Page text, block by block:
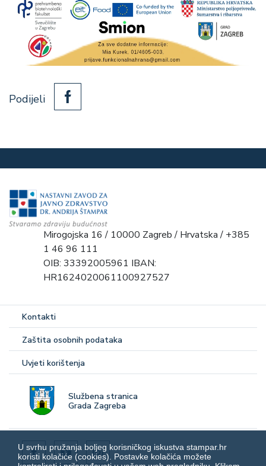
Podijeli
Mirogojska 16 / 10000 Zagreb / Hrvatska / +385
1 46 96 111
OIB: 33392005961 IBAN:
HR1624020061100927527
Kontakti
Zaštita osobnih podataka
Uvjeti korištenja
Službena stranica
Grada Zagreba
U svrhu pružanja boljeg korisničkog iskustva stampar.hr
koristi kolačiće (cookies). Postavke kolačića možete